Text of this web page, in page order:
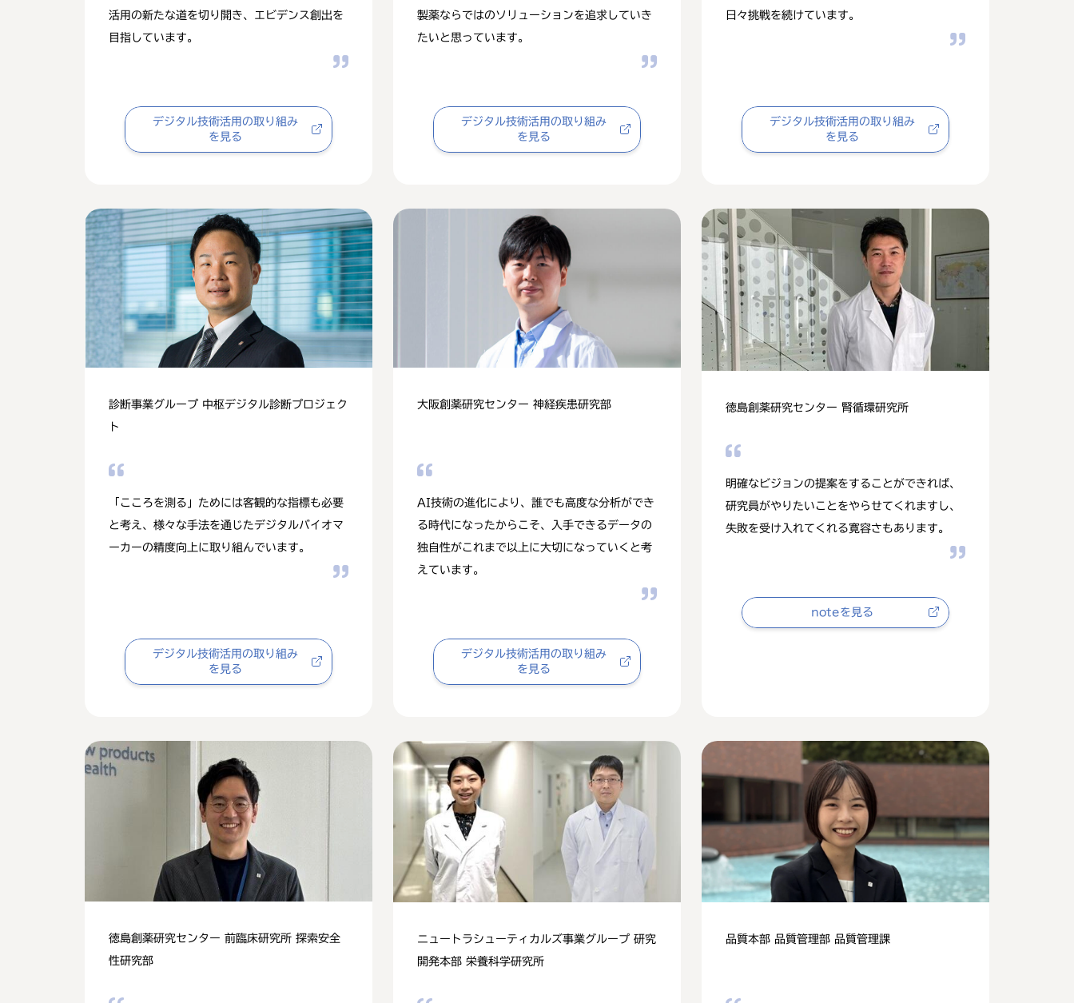
活用の新たな道を切り開き、エビデンス創出を
目指しています。
デジタル技術活用の取り組み
を見る
製薬ならではのソリューションを追求していき
たいと思っています。
デジタル技術活用の取り組み
を見る
日々挑戦を続けています。
デジタル技術活用の取り組み
を見る
診断事業グループ 中枢デジタル診断プロジェク
ト
「こころを測る」ためには客観的な指標も必要
と考え、様々な手法を通じたデジタルバイオマ
ーカーの精度向上に取り組んでいます。
デジタル技術活用の取り組み
を見る
大阪創薬研究センター 神経疾患研究部
AI技術の進化により、誰でも高度な分析ができ
る時代になったからこそ、入手できるデータの
独自性がこれまで以上に大切になっていくと考
えています。
デジタル技術活用の取り組み
を見る
徳島創薬研究センター 腎循環研究所
明確なビジョンの提案をすることができれば、
研究員がやりたいことをやらせてくれますし、
失敗を受け入れてくれる寛容さもあります。
noteを見る
徳島創薬研究センター 前臨床研究所 探索安全
性研究部
ニュートラシューティカルズ事業グループ 研究
開発本部 栄養科学研究所
品質本部 品質管理部 品質管理課